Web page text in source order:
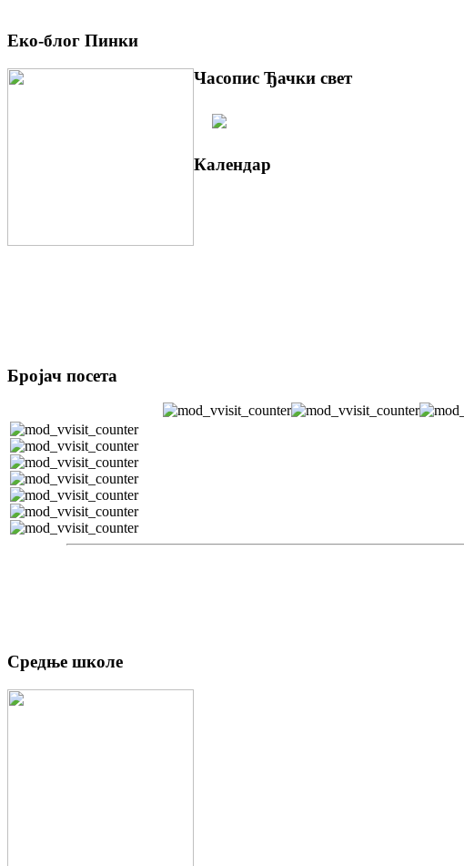
Еко-блог Пинки
Часопис Ђачки свет
Календар
Бројач посета
Средње школе